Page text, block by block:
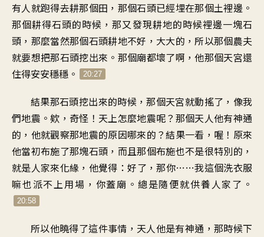
有人就跑得去耕那個田，那個石頭已經埋在那個土裡邊。
那個耕得石頭的時候，那又發現耕地的時候裡邊一塊石
頭，那麼當然那個石頭耕地不好，大大的，所以那個農夫
就要想把那石頭挖出來。那個廟都壞了啊，他那個天宮還
住得安安穩穩。
20:27
結果那石頭挖出來的時候，那個天宮就動搖了，像我
們地震。欸，奇怪！天上怎麼地震呢？那個天人他有神通
的，他就觀察那地震的原因哪來的？結果一看，喔！原來
他當初布施了那塊石頭，而且那個布施也不是很特別的，
就是人家來化緣，他覺得：好了，那你……我這個洗衣服
嘛也派不上用場，你蓋廟。總是隨便就供養人家了。
20:58
所以他曉得了這件事情，天人他是有神通，那時候下